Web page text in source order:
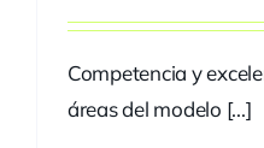
Competencia y
áreas del modelo [...]